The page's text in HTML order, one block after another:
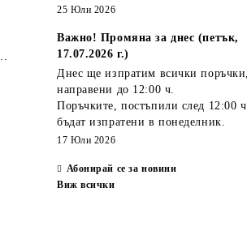
25 Юли 2026
Важно! Промяна за днес (петък,
17.07.2026 г.)
Днес ще изпратим всички поръчки,
направени до 12:00 ч.
Поръчките, постъпили след 12:00 ч.
бъдат изпратени в понеделник
17 Юли 2026
Абонирай се за новини
Виж всички